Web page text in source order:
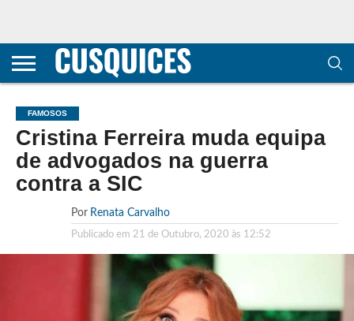
CONTACTOS
HOME
POLÍTICA DE
E COOKIES
SOBRE
TERMOS E
TRANSPARÊNCIA
METODOLOGIA
FAMOSOS
Cristina Ferreira muda equipa
de advogados na guerra
contra a SIC
Por Renata Carvalho
Publicado em 21 de Outubro, 2020 às 12:52